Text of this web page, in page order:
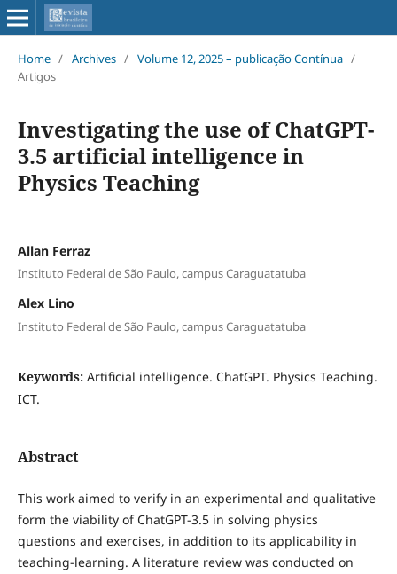
Home / Archives / Volume 12, 2025 – publicação Contínua /
Artigos
Investigating the use of ChatGPT-
3.5 artificial intelligence in
Physics Teaching
Allan Ferraz
Instituto Federal de São Paulo, campus Caraguatatuba
Alex Lino
Instituto Federal de São Paulo, campus Caraguatatuba
Keywords: Artificial intelligence. ChatGPT. Physics Teaching.
ICT.
Abstract
This work aimed to verify in an experimental and qualitative
form the viability of ChatGPT-3.5 in solving physics
questions and exercises, in addition to its applicability in
teaching-learning. A literature review was conducted on